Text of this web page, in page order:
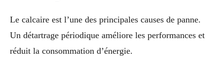
Le calcaire est l’une des principales causes de panne.
Un détartrage périodique améliore les performances et
réduit la consommation d’énergie.